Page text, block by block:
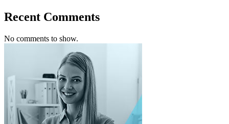
Recent Comments
No comments to show.